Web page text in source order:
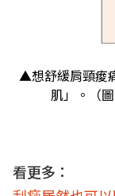
▲想舒緩肩頸痠
肌」。（
看更多：